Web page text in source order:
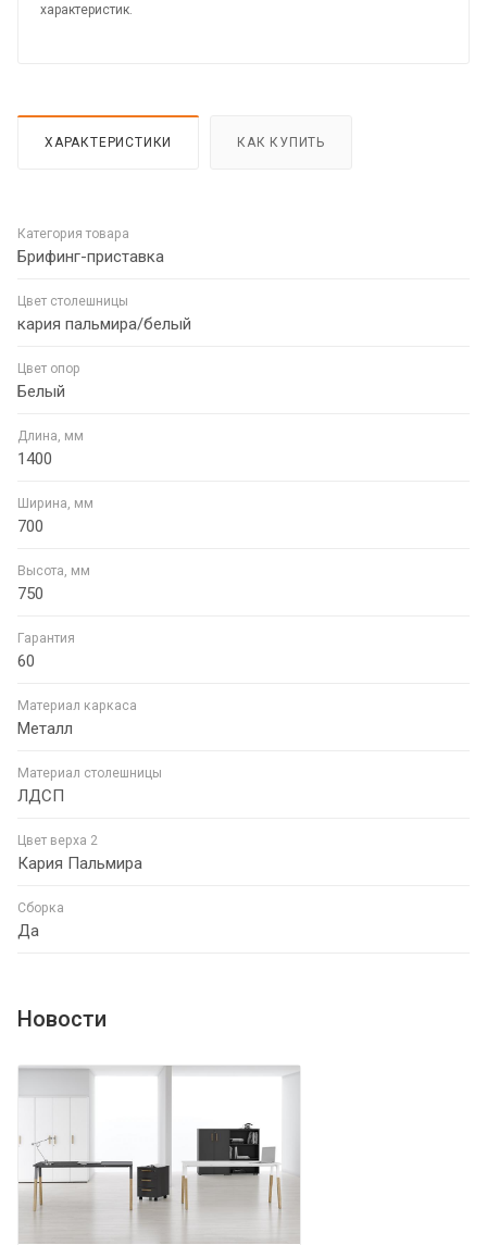
характеристик.
ХАРАКТЕРИСТИКИ КАК КУПИТЬ
Категория товара
Брифинг-приставка
Цвет столешницы
кария пальмира/белый
Цвет опор
Белый
Длина, мм
1400
Ширина, мм
700
Высота, мм
750
Гарантия
60
Материал каркаса
Металл
Материал столешницы
ЛДСП
Цвет верха 2
Кария Пальмира
Сборка
Да
Новости